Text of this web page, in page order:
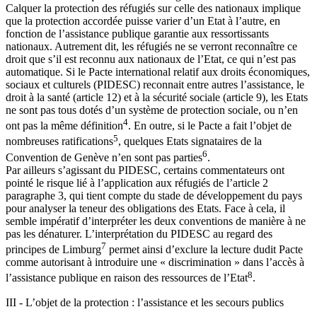
Calquer la protection des réfugiés sur celle des nationaux implique
que la protection accordée puisse varier d’un Etat à l’autre, en
fonction de l’assistance publique garantie aux ressortissants
nationaux. Autrement dit, les réfugiés ne se verront reconnaître ce
droit que s’il est reconnu aux nationaux de l’Etat, ce qui n’est pas
automatique. Si le Pacte international relatif aux droits économiques,
sociaux et culturels (PIDESC) reconnait entre autres l’assistance, le
droit à la santé (article 12) et à la sécurité sociale (article 9), les Etats
ne sont pas tous dotés d’un système de protection sociale, ou n’en
ont pas la même définition4. En outre, si le Pacte a fait l’objet de
nombreuses ratifications5, quelques Etats signataires de la
Convention de Genève n’en sont pas parties6.
Par ailleurs s’agissant du PIDESC, certains commentateurs ont
pointé le risque lié à l’application aux réfugiés de l’article 2
paragraphe 3, qui tient compte du stade de développement du pays
pour analyser la teneur des obligations des Etats. Face à cela, il
semble impératif d’interpréter les deux conventions de manière à ne
pas les dénaturer. L’interprétation du PIDESC au regard des
principes de Limburg7 permet ainsi d’exclure la lecture dudit Pacte
comme autorisant à introduire une « discrimination » dans l’accès à
l’assistance publique en raison des ressources de l’Etat8.
III - L’objet de la protection : l’assistance et les secours publics